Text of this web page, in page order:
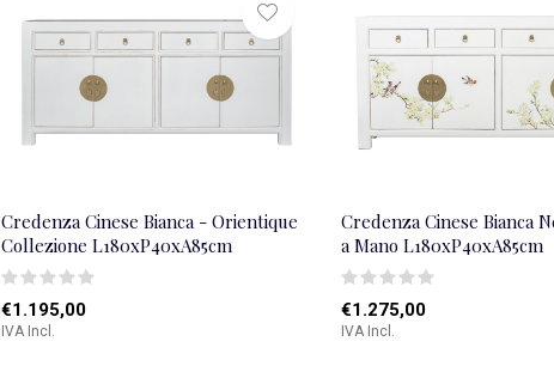
Credenza Cinese Bianca - Orientique
Collezione L180xP40xA85cm
€1.195,00
IVA Incl.
Credenza Cinese Bianca
a Mano L180xP40xA85cm
€1.275,00
IVA Incl.